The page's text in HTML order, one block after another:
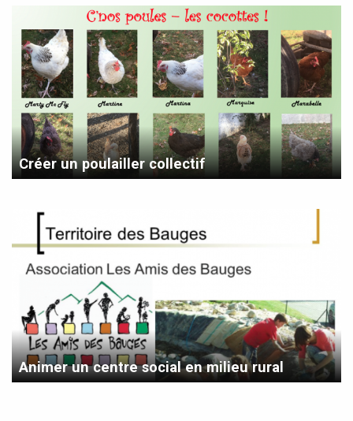
Créer un poulailler collectif
Animer un centre social en milieu rural